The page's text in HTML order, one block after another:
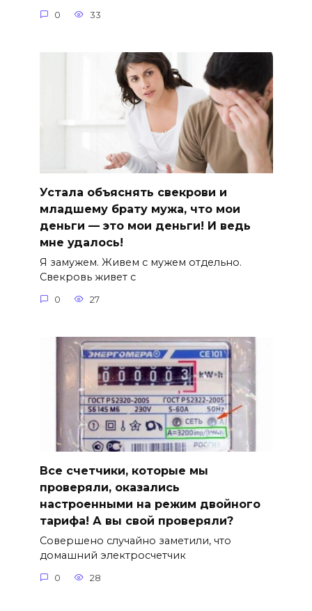
0 33
Устала объяснять свекрови и
младшему брату мужа, что мои
деньги — это мои деньги! И ведь
мне удалось!
Я замужем. Живем с мужем отдельно.
Свекровь живет с
0 27
Все счетчики, которые мы
проверяли, оказались
настроенными на режим двойного
тарифа! А вы свой проверяли?
Совершено случайно заметили, что
домашний электросчетчик
0 28